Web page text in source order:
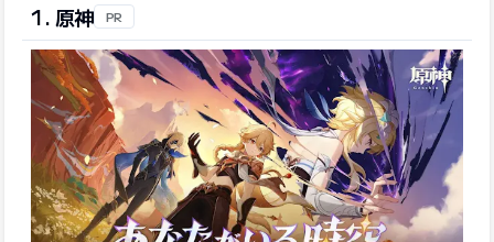
1. 原神 PR